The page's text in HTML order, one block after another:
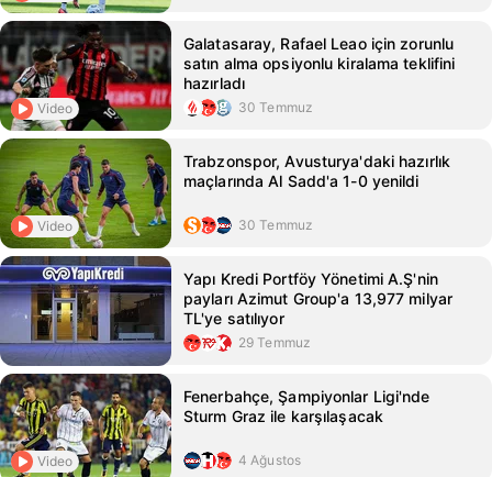
Video
Galatasaray, Rafael Leao için zorunlu
satın alma opsiyonlu kiralama teklifini
hazırladı
30 Temmuz
Video
Trabzonspor, Avusturya'daki hazırlık
maçlarında Al Sadd'a 1-0 yenildi
30 Temmuz
Yapı Kredi Portföy Yönetimi A.Ş'nin
payları Azimut Group'a 13,977 milyar
TL'ye satılıyor
29 Temmuz
Video
Fenerbahçe, Şampiyonlar Ligi'nde
Sturm Graz ile karşılaşacak
4 Ağustos